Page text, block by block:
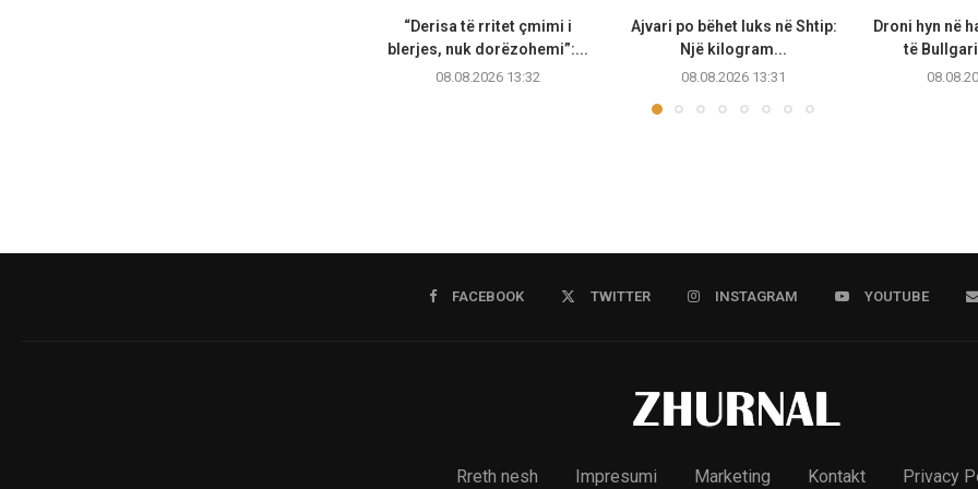
“Derisa të rritet çmimi i
blerjes, nuk dorëzohemi”:...
08.08.2026 13:32
Ajvari po bëhet luks në Shtip:
Një kilogram...
08.08.2026 13:31
Droni hyn në
të
FACEBOOK TWITTER INSTAGRAM YOUTUBE
Rreth nesh Impresumi Marketing Kontakt Privacy